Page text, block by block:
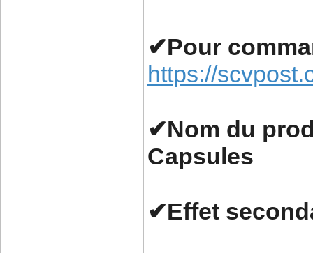
✔Pour
https://
✔Nom du
Capsules
✔Effet